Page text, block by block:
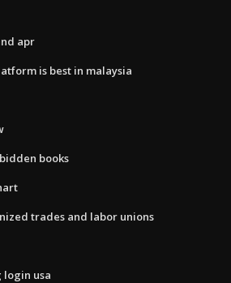
apr
is best in malaysia
books
trades and labor unions
login usa